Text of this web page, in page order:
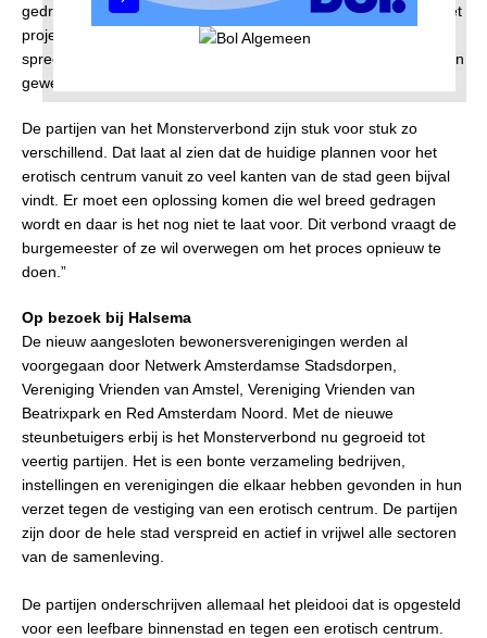
gedragen. De enigen die het erotisch centrum omarmen zijn het
projectteam en de burgemeester zelf. Het coalitieakkoord
spreekt van participatie, maar daar is helemaal geen sprake van
geweest.
De partijen van het Monsterverbond zijn stuk voor stuk zo
verschillend. Dat laat al zien dat de huidige plannen voor het
erotisch centrum vanuit zo veel kanten van de stad geen bijval
vindt. Er moet een oplossing komen die wel breed gedragen
wordt en daar is het nog niet te laat voor. Dit verbond vraagt de
burgemeester of ze wil overwegen om het proces opnieuw te
doen.”
Op bezoek bij Halsema
De nieuw aangesloten bewonersverenigingen werden al
voorgegaan door Netwerk Amsterdamse Stadsdorpen,
Vereniging Vrienden van Amstel, Vereniging Vrienden van
Beatrixpark en Red Amsterdam Noord. Met de nieuwe
steunbetuigers erbij is het Monsterverbond nu gegroeid tot
veertig partijen. Het is een bonte verzameling bedrijven,
instellingen en verenigingen die elkaar hebben gevonden in hun
verzet tegen de vestiging van een erotisch centrum. De partijen
zijn door de hele stad verspreid en actief in vrijwel alle sectoren
van de samenleving.
De partijen onderschrijven allemaal het pleidooi dat is opgesteld
voor een leefbare binnenstad en tegen een erotisch centrum.